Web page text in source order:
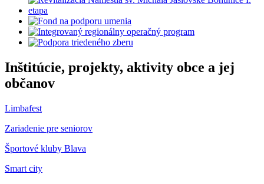
Inštitúcie, projekty, aktivity obce a jej
občanov
Limbafest
Zariadenie pre seniorov
Športové kluby Blava
Smart city